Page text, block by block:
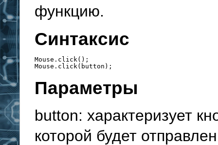
функцию.
Синтаксис
Mouse.click();
Mouse.click(button);
Параметры
button: характеризует
которой будет